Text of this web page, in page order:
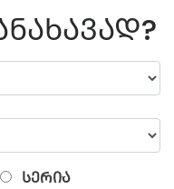
ᲡᲔᲠᲘᲐ